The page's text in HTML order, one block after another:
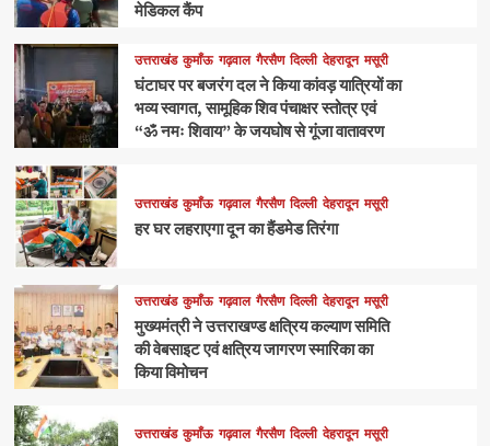
मेडिकल कैंप
उत्तराखंड कुमाँऊ गढ़वाल गैरसैण दिल्ली देहरादून मसूरी
घंटाघर पर बजरंग दल ने किया कांवड़ यात्रियों का
भव्य स्वागत, सामूहिक शिव पंचाक्षर स्तोत्र एवं
“ॐ नमः शिवाय” के जयघोष से गूंजा वातावरण
उत्तराखंड कुमाँऊ गढ़वाल गैरसैण दिल्ली देहरादून मसूरी
हर घर लहराएगा दून का हैंडमेड तिरंगा
उत्तराखंड कुमाँऊ गढ़वाल गैरसैण दिल्ली देहरादून मसूरी
मुख्यमंत्री ने उत्तराखण्ड क्षत्रिय कल्याण समिति
की वेबसाइट एवं क्षत्रिय जागरण स्मारिका का
किया विमोचन
उत्तराखंड कुमाँऊ गढ़वाल गैरसैण दिल्ली देहरादून मसूरी